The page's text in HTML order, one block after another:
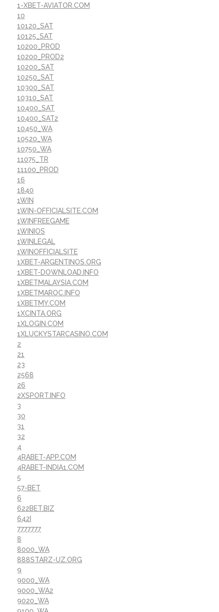
1-XBET-AVIATOR.COM
10
10120_SAT
10125_SAT
10200_PROD
10200_PROD2
10200_SAT
10250_SAT
10300_SAT
10310_SAT
10400_SAT
10400_SAT2
10450_WA
10520_WA
10750_WA
11075_TR
11100_PROD
16
1840
1WIN
1WIN-OFFICIALSITE.COM
1WINFREEGAME
1WINIOS
1WINLEGAL
1WINOFFICIALSITE
1XBET-ARGENTINOS.ORG
1XBET-DOWNLOAD.INFO
1XBETMALAYSIA.COM
1XBETMAROC.INFO
1XBETMY.COM
1XCINTA.ORG
1XLOGIN.COM
1XLUCKYSTARCASINO.COM
2
21
23
2568
26
2XSPORT.INFO
3
30
31
32
4
4RABET-APP.COM
4RABET-INDIA1.COM
5
57-BET
6
622BET.BIZ
642I
7777777
8
8000_WA
888STARZ-UZ.ORG
9
9000_WA
9000_WA2
9020_WA